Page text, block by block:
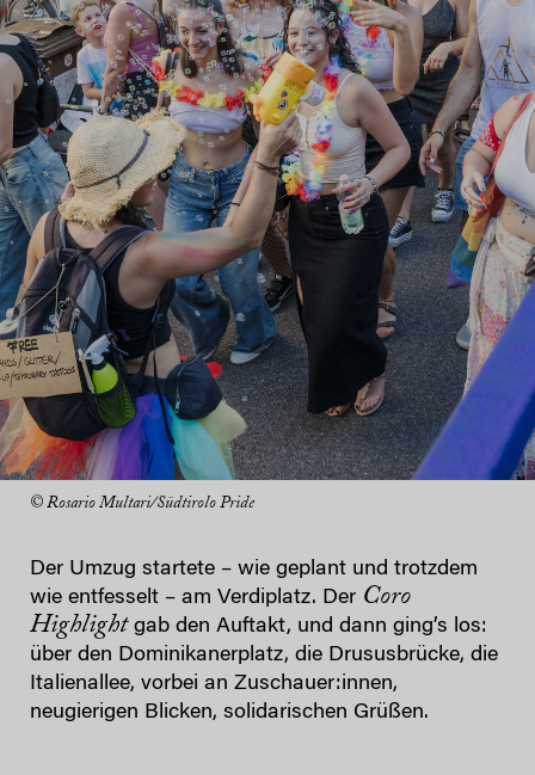
© Rosario Multari/Südtirolo Pride
Der Umzug startete – wie geplant und trotzdem
wie entfesselt – am Verdiplatz. Der Coro
Highlightgab den Auftakt, und dann ging’s los:
über den Dominikanerplatz, die Drususbrücke, die
Italienallee, vorbei an Zuschauer:innen,
neugierigen Blicken, solidarischen Grüßen.